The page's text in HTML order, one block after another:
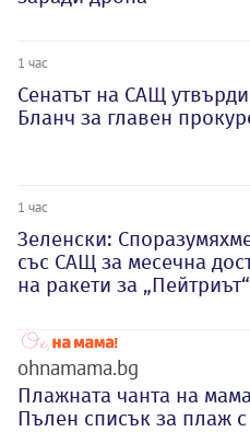
1 час
Сенатът на САЩ
Бланч за главен
1 час
Зеленски:
със САЩ за месечна
на ракети за „Пейтриът“
ohnamama.bg
Плажната чанта на
Пълен списък за плаж с